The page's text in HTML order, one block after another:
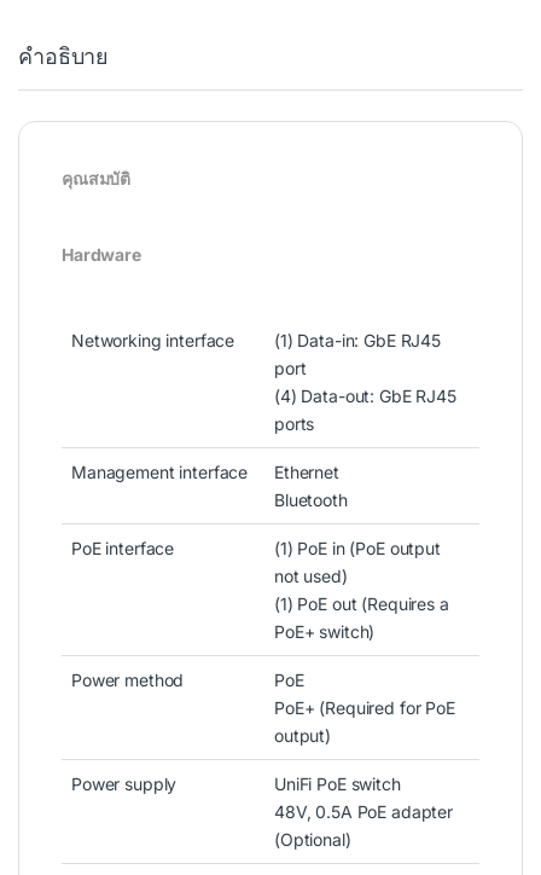
คำอธิบาย
คุณสมบัติ
Hardware
Networking interface
(1) Data-in: GbE RJ45
port
(4) Data-out: GbE RJ45
ports
Management interface
Ethernet
Bluetooth
PoE interface
(1) PoE in (PoE output
not used)
(1) PoE out (Requires a
PoE+ switch)
Power method
PoE
PoE+ (Required for PoE
output)
Power supply
UniFi PoE switch
48V, 0.5A PoE adapter
(Optional)